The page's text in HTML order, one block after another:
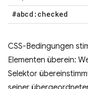
#abcd:checked
CSS-Bedingungen
Elementen überein:
Selektor